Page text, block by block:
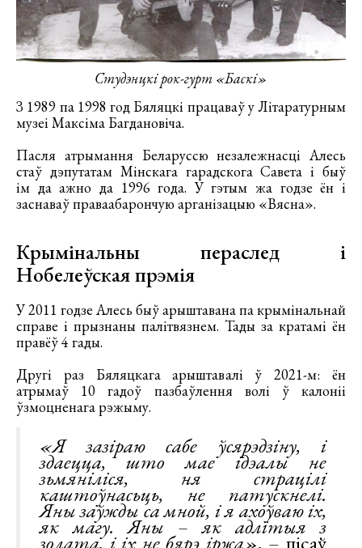
Студэнцкі рок-гурт «Баскі»
З 1989 па 1998 год Бяляцкі працаваў у Літаратурным
музеі Максіма Багдановіча.
Пасля атрымання Беларуссю незалежнасці Алесь
стаў дэпутатам Мінскага гарадскога Савета і быў
ім да ажно да 1996 года. У гэтым жа годзе ён і
заснаваў праваабарончую арганізацыю «Вясна».
Крымінальны пераслед і
Нобелеўская прэмія
У 2011 годзе Алесь быў арыштавана па крымінальнай
справе і прызнаны палітвязнем. Тады за кратамі ён
правёў 4 гады.
Другі раз Бяляцкага арыштавалі ў 2021-м: ён
атрымаў 10 гадоў пазбаўлення волі ў калоніі
ўзмоцненага рэжыму.
«Я зазіраю сабе ўсярэдзіну, і
здаецца, што мае ідэалы не
зьмяніліся, ня страцілі
каштоўнасьць, не патускнелі.
Яны заўжды са мной, і я ахоўваю іх,
як магу. Яны – як адлітыя з
золата, і іх не бярэ іржа»,–пісаў